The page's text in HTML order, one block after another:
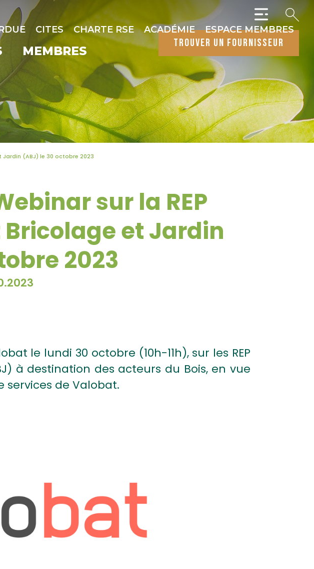
CITES CHARTE RSE ACADÉMIE ESPACE MEMBRES
MEMBRES
trouver un fournisseur
Jardin (ABJ) le 30 octobre 2023
sur la REP
et Jardin
2023
le lundi 30 octobre (10h-11h), sur les REP
à destination des acteurs du Bois, en vue
services de Valobat.